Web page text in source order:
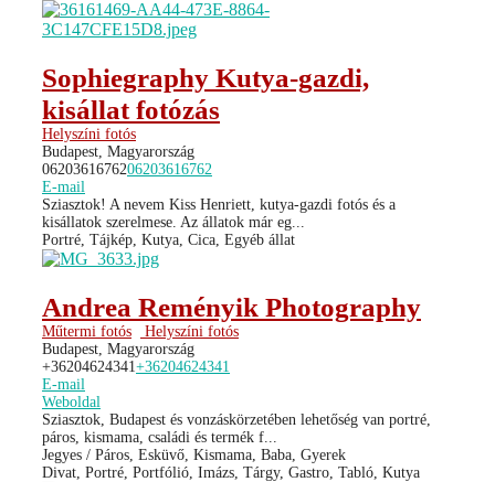
Sophiegraphy Kutya-gazdi,
kisállat fotózás
Helyszíni fotós
Budapest, Magyarország
0620361676206203616762
E-mail
Sziasztok! A nevem Kiss Henriett, kutya-gazdi fotós és a
kisállatok szerelmese. Az állatok már eg...
Portré, Tájkép, Kutya, Cica, Egyéb állat
Andrea Reményik Photography
Műtermi fotós
Helyszíni fotós
Budapest, Magyarország
+36204624341 +36204624341
E-mail
Weboldal
Sziasztok, Budapest és vonzáskörzetében lehetőség van portré,
páros, kismama, családi és termék f...
Jegyes / Páros, Esküvő, Kismama, Baba, Gyerek
Divat, Portré, Portfólió, Imázs, Tárgy, Gastro, Tabló, Kutya